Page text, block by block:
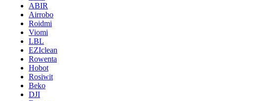
ABIR
Airrobo
Roidmi
Viomi
LBL
EZIclean
Rowenta
Hobot
Rosiwit
Beko
DJI